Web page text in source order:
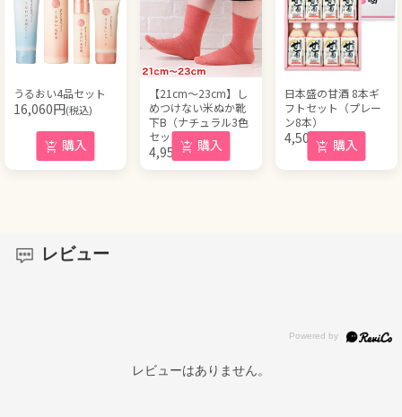
うるおい4品セット
16,060円(税込)
購入
【21cm～23cm】し
めつけない米ぬか靴
下B（ナチュラル3色
セット）
4,950 円 (税込)
購入
日本盛の甘酒 8本ギ
フトセット（プレー
ン8本）
4,500円 (税込)
購入
レビュー
レビューはありません。